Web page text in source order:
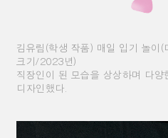
김유림(학생 작품) 매일 입기 놀이(
크기/2023년)
직장인이 된 모습을 상상하며 다양
디자인했다.